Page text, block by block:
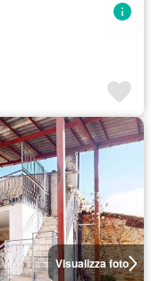
Visualizza foto